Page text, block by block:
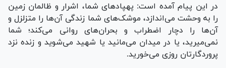
در این پیام آمده است: پهپادهای شما، اشرار و ظالمان زمین
را به وحشت می‌اندازد، موشک‌های شما زندگی آن‌ها را متزلزل و
آن‌ها را دچار اضطراب و بحران‌های روانی می‌کند؛ شما
نمی‌میرید، یا در میدان می‌مانید یا شهید می‌شوید و زنده نزد
پروردگارتان روزی می‌خورید.